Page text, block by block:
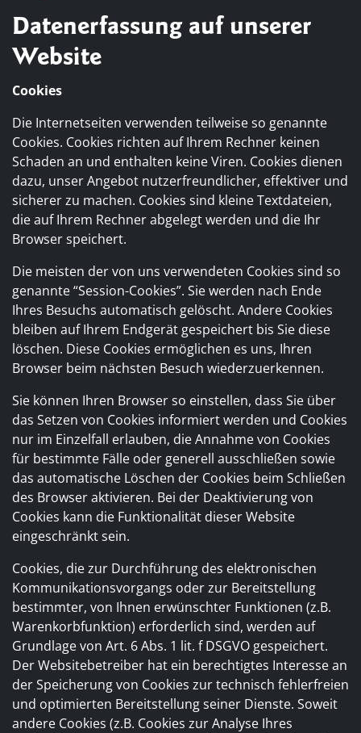
Datenerfassung auf unserer
Website
Cookies
Die Internetseiten verwenden teilweise so genannte
Cookies. Cookies richten auf Ihrem Rechner keinen
Schaden an und enthalten keine Viren. Cookies dienen
dazu, unser Angebot nutzerfreundlicher, effektiver und
sicherer zu machen. Cookies sind kleine Textdateien,
die auf Ihrem Rechner abgelegt werden und die Ihr
Browser speichert.
Die meisten der von uns verwendeten Cookies sind so
genannte “Session-Cookies”. Sie werden nach Ende
Ihres Besuchs automatisch gelöscht. Andere Cookies
bleiben auf Ihrem Endgerät gespeichert bis Sie diese
löschen. Diese Cookies ermöglichen es uns, Ihren
Browser beim nächsten Besuch wiederzuerkennen.
Sie können Ihren Browser so einstellen, dass Sie über
das Setzen von Cookies informiert werden und Cookies
nur im Einzelfall erlauben, die Annahme von Cookies
für bestimmte Fälle oder generell ausschließen sowie
das automatische Löschen der Cookies beim Schließen
des Browser aktivieren. Bei der Deaktivierung von
Cookies kann die Funktionalität dieser Website
eingeschränkt sein.
Cookies, die zur Durchführung des elektronischen
Kommunikationsvorgangs oder zur Bereitstellung
bestimmter, von Ihnen erwünschter Funktionen (z.B.
Warenkorbfunktion) erforderlich sind, werden auf
Grundlage von Art. 6 Abs. 1 lit. f DSGVO gespeichert.
Der Websitebetreiber hat ein berechtigtes Interesse an
der Speicherung von Cookies zur technisch fehlerfreien
und optimierten Bereitstellung seiner Dienste. Soweit
andere Cookies (z.B. Cookies zur Analyse Ihres